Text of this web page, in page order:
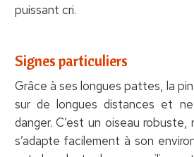
puissant cri.
Signes particuliers
Grâce à ses longues pattes, la
sur de longues distances et
danger. C’est un oiseau robuste,
s’adapte facilement à son